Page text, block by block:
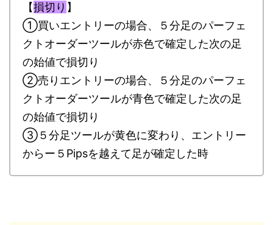
【損切り 】
①買いエントリーの場合、５分足のパーフェ
クトオーダーツールが赤色で確定した次の足
の始値で損切り
②売りエントリーの場合、５分足のパーフェ
クトオーダーツールが青色で確定した次の足
の始値で損切り
③５分足ツールが黄色に変わり、エントリー
からー５Pipsを越えて足が確定した時